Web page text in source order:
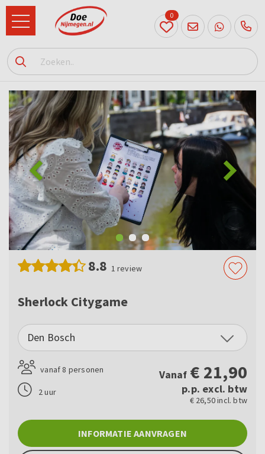
024
204
20 31
0
8.8 1 review
Sherlock Citygame
Den Bosch
vanaf 8 personen
2 uur
Vanaf € 21,90
p.p. excl. btw
€ 26,50 incl. btw
INFORMATIE AANVRAGEN